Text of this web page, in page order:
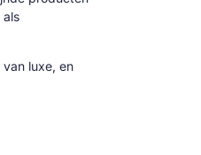
als
luxe, en